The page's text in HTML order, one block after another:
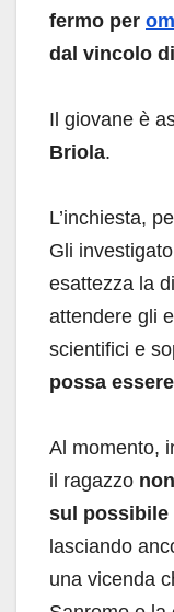
fermo per
dal vincolo
Il giovane è
Briola.
L’inchiesta,
Gli
esattezza la
attendere gli
scientifici e
possa
Al momento,
il ragazzo
sul possibile
lasciando
una vicenda